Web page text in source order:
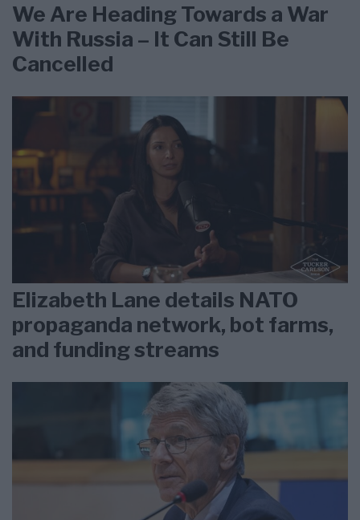
We Are Heading Towards a War
With Russia – It Can Still Be
Cancelled
Elizabeth Lane details NATO
propaganda network, bot farms,
and funding streams